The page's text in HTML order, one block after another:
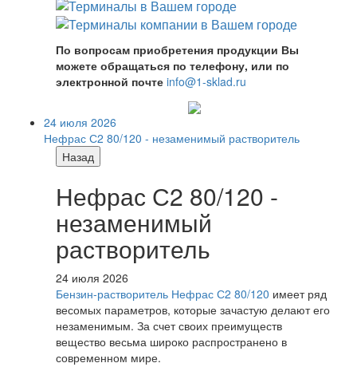
По вопросам приобретения продукции Вы
можете обращаться по телефону, или по
электронной почте info@1-sklad.ru
24 июля 2026
Нефрас С2 80/120 - незаменимый растворитель
Назад
Нефрас С2 80/120 -
незаменимый
растворитель
24 июля 2026
Бензин-растворитель Нефрас С2 80/120 имеет ряд
весомых параметров, которые зачастую делают его
незаменимым. За счет своих преимуществ
вещество весьма широко распространено в
современном мире.